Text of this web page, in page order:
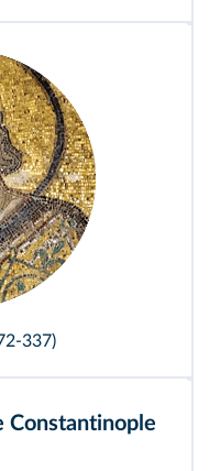
337)
Constantinople